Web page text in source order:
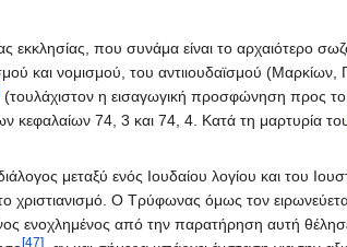
εκκλησίας, που συνάμα είναι το αρχαιότερο
και νομισμού, του αντιιουδαϊσμού (Μαρκίων,
(τουλάχιστον η εισαγωγική προσφώνηση προς
κεφαλαίων 74, 3 και 74, 4. Κατά τη μαρτυρία
μεταξύ ενός Ιουδαίου λογίου και του
χριστιανισμό. Ο Τρύφωνας όμως τον
ενοχλημένος από την παρατήρηση αυτή
[47]